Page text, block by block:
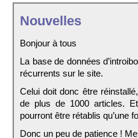
Nouvelles
Bonjour à tous
La base de données
récurrents sur le site.
Celui doit donc être
de plus de 1000 articles.
pourront être rétablis qu’une
Donc un peu de patience !